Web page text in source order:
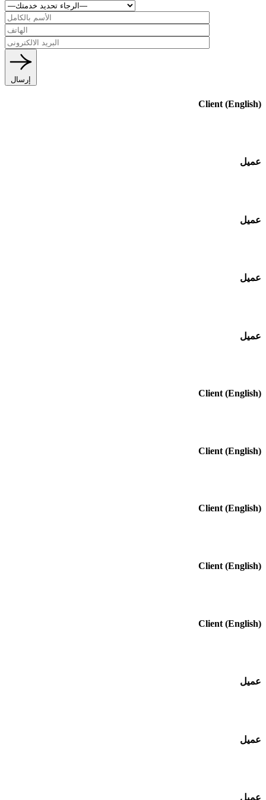
إرسال
(English) Client
عميل
عميل
عميل
عميل
(English) Client
(English) Client
(English) Client
(English) Client
(English) Client
عميل
عميل
عميل